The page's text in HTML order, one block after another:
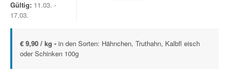
Gültig: 11.03. -
17.03.
€ 9,90 / kg - in den Sorten: Hähnchen, Truthahn, Kalbfl eisch
oder Schinken 100g